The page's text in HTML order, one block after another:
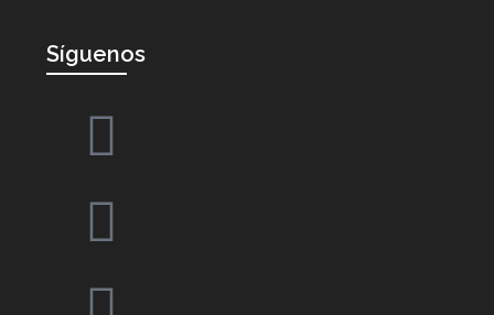
Síguenos